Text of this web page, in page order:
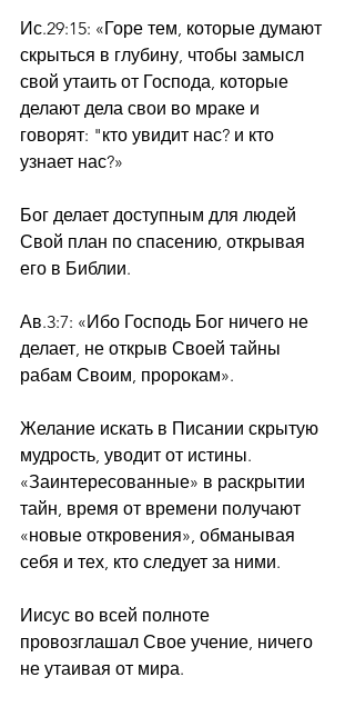
Ис.29:15: «Горе тем, которые думают
скрыться в глубину, чтобы замысл
свой утаить от Господа, которые
делают дела свои во мраке и
говорят: "кто увидит нас? и кто
узнает нас?»
Бог делает доступным для людей
Свой план по спасению, открывая
его в Библии.
Ав.3:7: «Ибо Господь Бог ничего не
делает, не открыв Своей тайны
рабам Своим, пророкам».
Желание искать в Писании скрытую
мудрость, уводит от истины.
«Заинтересованные» в раскрытии
тайн, время от времени получают
«новые откровения», обманывая
себя и тех, кто следует за ними.
Иисус во всей полноте
провозглашал Свое учение, ничего
не утаивая от мира.